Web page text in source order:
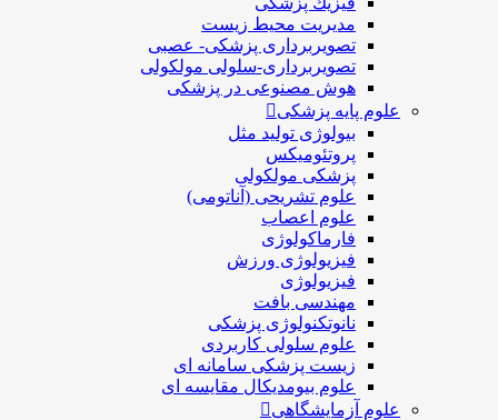
مدیریت محیط زیست
تصویربرداری پزشکی- عصبی
تصویربرداری-سلولی مولکولی
هوش مصنوعی در پزشکی
علوم پایه پزشکی
بیولوژی تولید مثل
پروتئومیکس
پزشکی مولکولی
علوم تشریحی (آناتومی)
علوم اعصاب
فارماکولوژی
فیزیولوژی ورزش
فیزیولوژی
مهندسی بافت
نانوتکنولوژی پزشکی
علوم سلولی کاربردی
زیست پزشکی سامانه ای
علوم بیومدیکال مقایسه ای
علوم آزمایشگاهی